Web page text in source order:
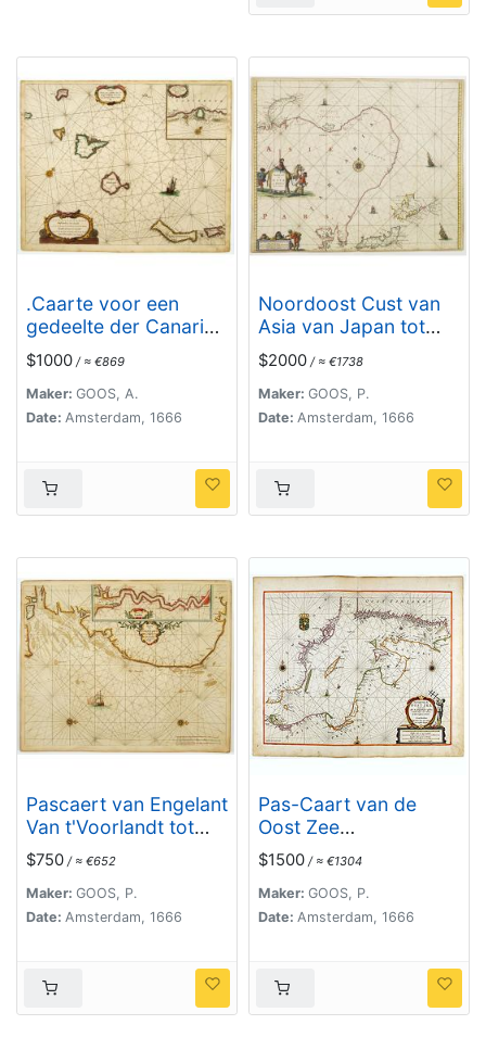
.Caarte voor een
gedeelte der Canarise
Eylanden als Canaria,
Tenerifa,
Forteventura, etc.
$1000 / ≈ €869
Maker: GOOS, A.
Date: Amsterdam, 1666
Noordoost Cust van
Asia van Japan tot
Nova Zemla.
$2000 / ≈ €1738
Maker: GOOS, P.
Date: Amsterdam, 1666
Pascaert van Engelant
Van t'Voorlandt tot
aen Blakeney waer in
te sien is de mont
vande Teemse.
$750 / ≈ €652
Maker: GOOS, P.
Date: Amsterdam, 1666
Pas-Caart van de
Oost Zee
verthooende alle de
ghelegenheydt
tusschen t Eylandt
Rugen ende Wyborg. .
$1500 / ≈ €1304
Maker: GOOS, P.
Date: Amsterdam, 1666